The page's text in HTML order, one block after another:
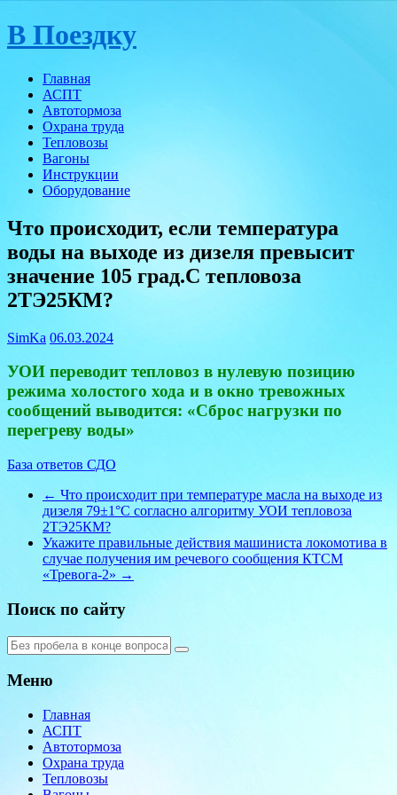
Skip
to
В Поездку
Главная
АСПТ
Автотормоза
Охрана труда
Тепловозы
Вагоны
Инструкции
Оборудование
Что происходит, если температура
воды на выходе из дизеля превысит
значение 105 град.С тепловоза
2ТЭ25КМ?
SimKa 06.03.2024
УОИ переводит тепловоз в нулевую позицию
режима холостого хода и в окно тревожных
сообщений выводится: «Сброс нагрузки по
перегреву воды»
База ответов СДО
← Что происходит при температуре масла на выходе из
дизеля 79±1°С согласно алгоритму УОИ тепловоза
2ТЭ25КМ?
Укажите правильные действия машиниста локомотива в
случае получения им речевого сообщения КТСМ
«Тревога-2» →
Поиск по сайту
Меню
Главная
АСПТ
Автотормоза
Охрана труда
Тепловозы